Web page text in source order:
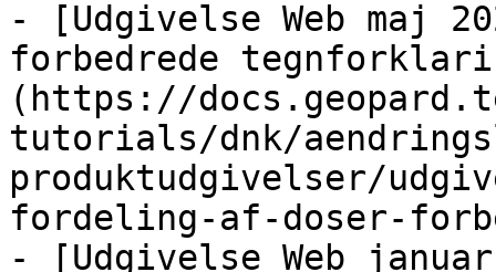
- [Udgivelse Web maj
forbedrede
(https://
tutorials/dnk/
produktudgivelser/
fordeling-af-doser-
- [Udgivelse Web